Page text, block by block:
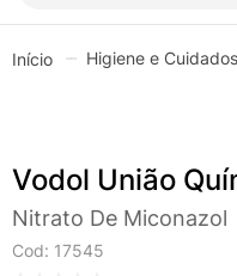
Higiene e
Vodol União
Nitrato De Miconazol
Cod: 17545
º
4º